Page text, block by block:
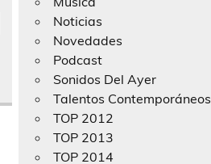
Noticias
Novedades
Podcast
Sonidos Del Ayer
Talentos Contemporáneos
TOP 2012
TOP 2013
TOP 2014